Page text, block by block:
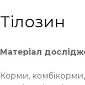
Тілозин
Матеріал
Корми,